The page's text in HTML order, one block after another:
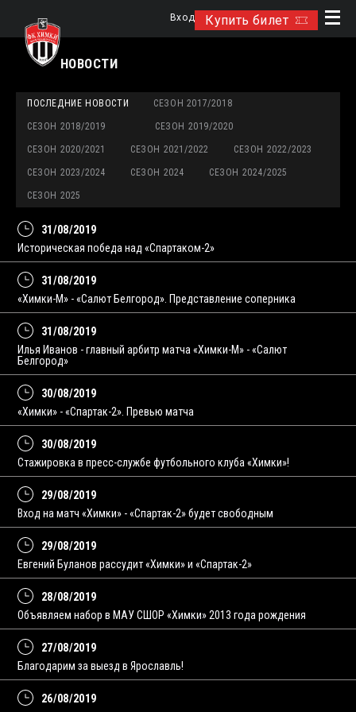
Купить билет
Вход
НОВОСТИ
ПОСЛЕДНИЕ НОВОСТИ СЕЗОН 2017/2018
СЕЗОН 2018/2019 СЕЗОН 2019/2020
СЕЗОН 2020/2021 СЕЗОН 2021/2022 СЕЗОН 2022/2023
СЕЗОН 2023/2024 СЕЗОН 2024 СЕЗОН 2024/2025
СЕЗОН 2025
31/08/2019
Историческая победа над «Спартаком-2»
31/08/2019
«Химки-М» - «Салют Белгород». Представление соперника
31/08/2019
Илья Иванов - главный арбитр матча «Химки-М» - «Салют
Белгород»
30/08/2019
«Химки» - «Спартак-2». Превью матча
30/08/2019
Стажировка в пресс-службе футбольного клуба «Химки»!
29/08/2019
Вход на матч «Химки» - «Спартак-2» будет свободным
29/08/2019
Евгений Буланов рассудит «Химки» и «Спартак-2»
28/08/2019
Объявляем набор в МАУ СШОР «Химки» 2013 года рождения
27/08/2019
Благодарим за выезд в Ярославль!
26/08/2019